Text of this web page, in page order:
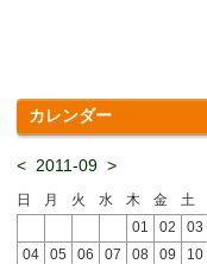
カレンダー
< 2011-09 >
日 月 火 水 木 金
土
01
02
03
04
05 06 07 08 09
10